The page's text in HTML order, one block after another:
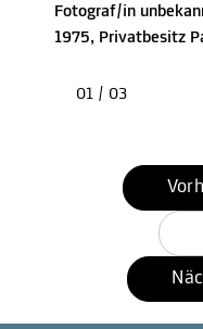
Fotograf/in
1975, Privatbesitz
01 / 03